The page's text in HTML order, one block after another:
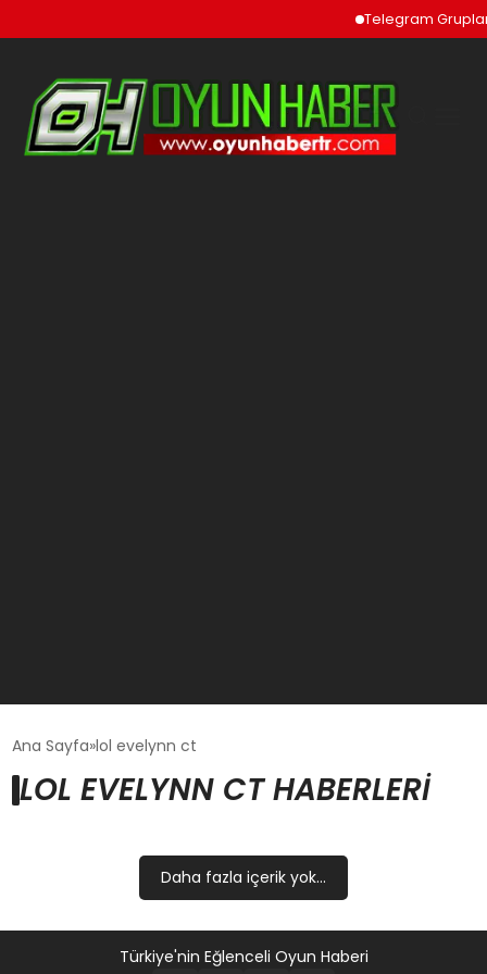
Telegram
GÜNCEL
OYUN HABERLERI
EĞITIM
Ana Sayfa lol evelynn ct
LOL EVELYNN CT HABERLERI
Daha fazla içerik yok...
Türkiye'nin Eğlenceli Oyun Haberi